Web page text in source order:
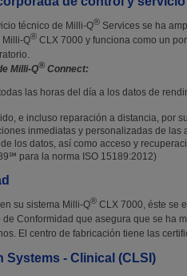
técnico de Milli-Q® Services se ha
Milli-Q® CLX 7000 y funciona como un
Milli-Q® Connect:
las horas del día a los datos de
e incluso reparación a distancia, por
inmediatas y personalizadas de
los datos, así como acceso y
para la norma ISO 15189:2012)
su sistema Milli-Q® CLX 7000, éste se
Conformidad que asegura que se ha
El centro de fabricación tiene las
Systems - Clinical (CLSI)